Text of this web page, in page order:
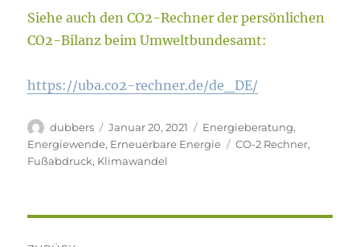
Siehe auch den CO2-Rechner der persönlichen
CO2-Bilanz beim Umweltbundesamt:
https://uba.co2-rechner.de/de_DE/
Autor
dubbers
Veröffentlicht
am
Januar 20, 2021 Kategorien
Energieberatung,
Energiewende, Erneuerbare Energie Schlagwörter
CO-2 Rechner,
Fußabdruck, Klimawandel